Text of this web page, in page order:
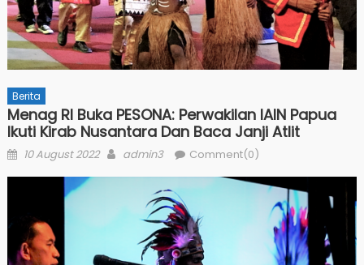
Berita
Menag RI Buka PESONA: Perwakilan IAIN Papua
Ikuti Kirab Nusantara Dan Baca Janji Atlit
Posted
10 August 2022 Author
admin3 Comment(0)